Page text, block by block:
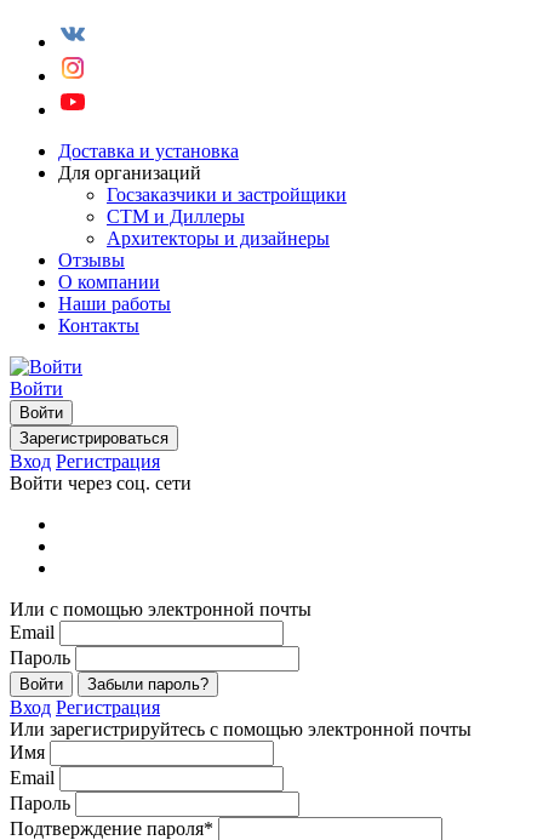
Доставка и установка
Для организаций
Госзаказчики и застройщики
СТМ и Диллеры
Архитекторы и дизайнеры
Отзывы
О компании
Наши работы
Контакты
Войти
Войти
Зарегистрироваться
Вход Регистрация
Войти через соц. сети
Или с помощью электронной почты
Email
Пароль
Войти Забыли пароль?
Вход Регистрация
Или зарегистрируйтесь с помощью электронной почты
Имя
Email
Пароль
Подтверждение пароля*